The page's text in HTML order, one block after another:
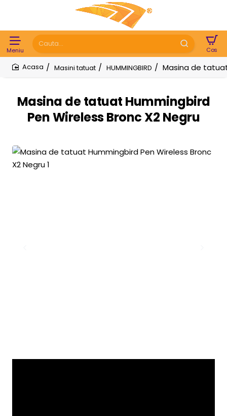
Cauta...
Masina de tatuat Hummingbird
Pen Wireless Bronc X2 Negru
Masini tatuat HUMMINGBIRD Masina de